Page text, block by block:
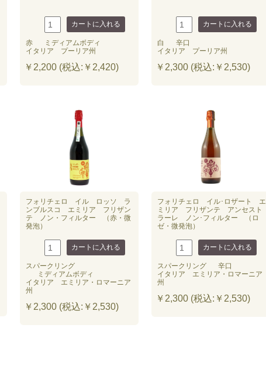
赤
ミディアムボディ
イタリア プーリア州
￥2,200 (税込:￥2,420)
白
辛口
イタリア プーリア州
￥2,300 (税込:￥2,530)
フォリチェロ イル ロッソ ラ
ンブルスコ エミリア フリザン
テ ノン・フィルター （赤・微
発泡）
スパークリング
ミディアムボディ
イタリア エミリア・ロマーニア
州
￥2,300 (税込:￥2,530)
フォリチェロ イル･ロザート エ
ミリア フリザンテ アンセスト
ラーレ ノン･フィルター （ロ
ゼ・微発泡）
スパークリング
辛口
イタリア エミリア・ロマーニア
州
￥2,300 (税込:￥2,530)